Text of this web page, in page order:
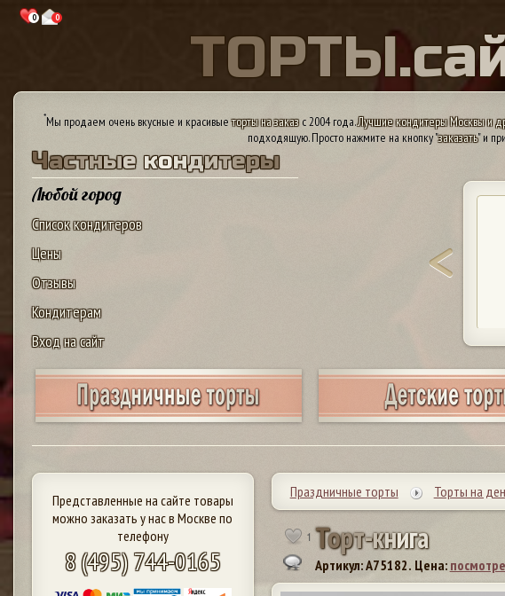
0 0
ТОРТЫ.са
*Мы продаем очень вкусные и красивыеторты на заказс 2004 года.Лучшие кондитеры Москвы и
подходящую. Просто нажмите на кнопку "заказать" и
Частные кондитеры
Любой город
Список кондитеров
Цены
Отзывы
Кондитерам
Вход на сайт
Представленные на сайте товары
можно заказать у нас в Москве по
телефону
8 (495) 744-0165
Праздничные торты Торты на
1 Торт-книга
Артикул: A75182. Цена: